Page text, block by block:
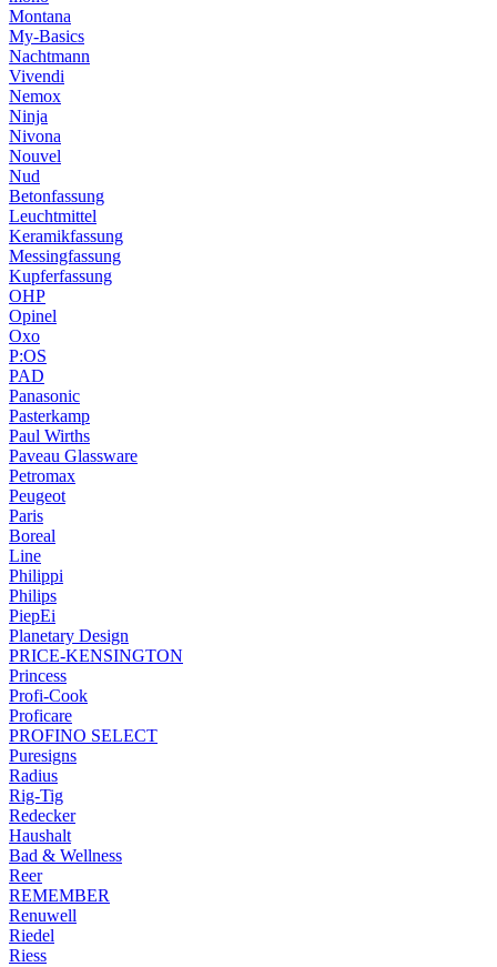
Montana
My-Basics
Nachtmann
Vivendi
Nemox
Ninja
Nivona
Nouvel
Nud
Betonfassung
Leuchtmittel
Keramikfassung
Messingfassung
Kupferfassung
OHP
Opinel
Oxo
P:OS
PAD
Panasonic
Pasterkamp
Paul Wirths
Paveau Glassware
Petromax
Peugeot
Paris
Boreal
Line
Philippi
Philips
PiepEi
Planetary Design
PRICE-KENSINGTON
Princess
Profi-Cook
Proficare
PROFINO SELECT
Puresigns
Radius
Rig-Tig
Redecker
Haushalt
Bad & Wellness
Reer
REMEMBER
Renuwell
Riedel
Riess